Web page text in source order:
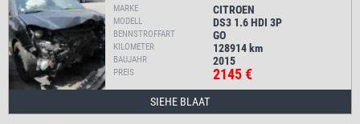
MARKE CITROEN
MODELL DS3 1.6 HDI 3P
BENNSTROFFART GO
KILOMETER 128914 km
BAUJAHR 2015
PREIS 2145 €
SIEHE BLAAT